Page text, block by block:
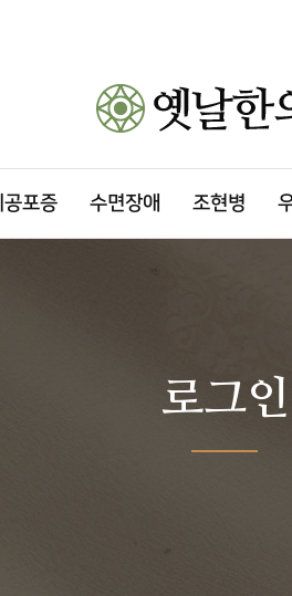
공포증 수면장애 조현병
로그인